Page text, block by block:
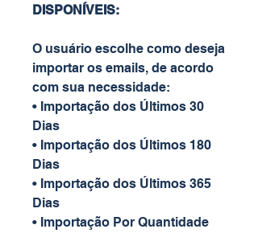
DISPONÍVEIS:
O usuário escolhe como deseja
importar os emails, de acordo
com sua necessidade:
• Importação dos Últimos 30
Dias
• Importação dos Últimos 180
Dias
• Importação dos Últimos 365
Dias
• Importação Por Quantidade